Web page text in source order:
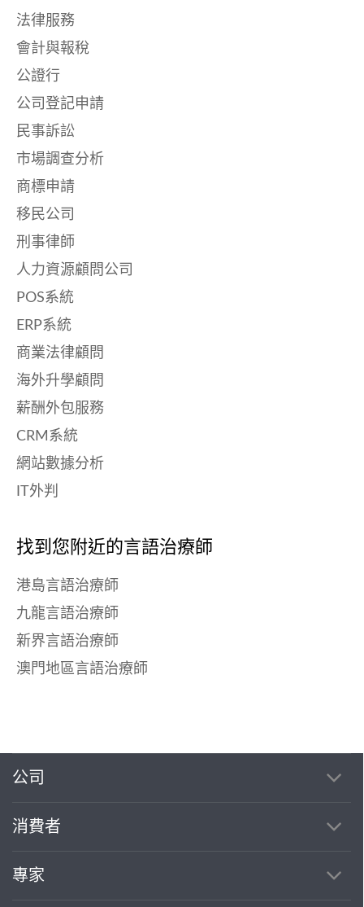
法律服務
會計與報稅
公證行
公司登記申請
民事訴訟
市場調查分析
商標申請
移民公司
刑事律師
人力資源顧問公司
POS系統
ERP系統
商業法律顧問
海外升學顧問
薪酬外包服務
CRM系統
網站數據分析
IT外判
找到您附近的言語治療師
港島言語治療師
九龍言語治療師
新界言語治療師
澳門地區言語治療師
公司
消費者
專家